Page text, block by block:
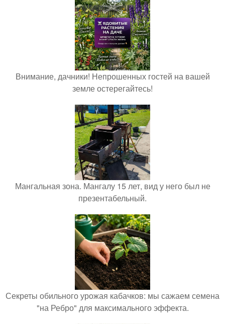
Внимание, дачники! Непрошенных гостей на вашей
земле остерегайтесь!
Мангальная зона. Мангалу 15 лет, вид у него был не
презентабельный.
Секреты обильного урожая кабачков: мы сажаем семена
"на Ребро" для максимального эффекта.